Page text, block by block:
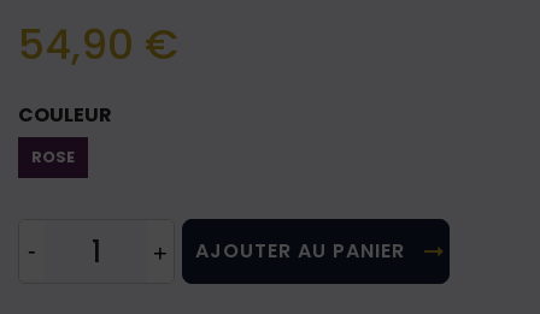
54,90 €
COULEUR
ROSE
AJOUTER AU PANIER